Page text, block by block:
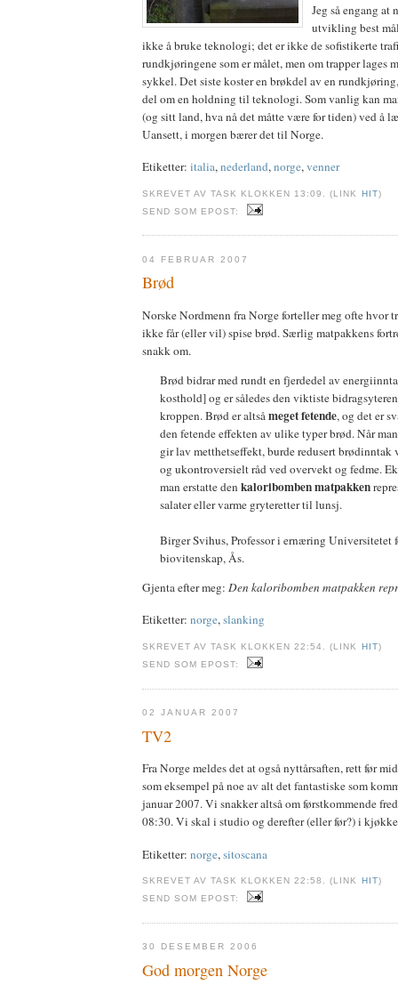
Jeg så engang at
utvikling best
ikke å bruke teknologi; det er ikke de sofistikerte
rundkjøringene som er målet, men om trapper lages
sykkel. Det siste koster en brøkdel av en
del om en holdning til teknologi. Som vanlig kan
(og sitt land, hva nå det måtte være for tiden) ved å
Uansett, i morgen bærer det til Norge.
Etiketter: italia,nederland,norge,venner
SKREVET AV TASK KLOKKEN 13:09. (LINK HIT)
SEND SOM EPOST:
04 FEBRUAR 2007
Brød
Norske Nordmenn fra Norge forteller meg ofte hvor
ikke får (eller vil) spise brød. Særlig matpakkens
snakk om.
Brød bidrar med rundt en fjerdedel av
kosthold] og er således den viktiste
kroppen. Brød er altsåmeget fetende, og det er
den fetende effekten av ulike typer brød. Når
gir lav metthetseffekt, burde redusert brødinntak
og ukontroversielt råd ved overvekt og fedme.
man erstatte den kaloribomben matpakken
salater eller varme gryteretter til lunsj.
Birger Svihus, Professor i ernæring Universitetet
biovitenskap, Ås.
Gjenta efter meg: Den kaloribomben matpakken
Etiketter: norge,slanking
SKREVET AV TASK KLOKKEN 22:54. (LINK HIT)
SEND SOM EPOST:
02 JANUAR 2007
TV2
Fra Norge meldes det at også nyttårsaften, rett før
som eksempel på noe av alt det fantastiske som
januar 2007. Vi snakker altså om førstkommende
08:30. Vi skal i studio og derefter (eller før?) i
Etiketter: norge,sitoscana
SKREVET AV TASK KLOKKEN 22:58. (LINK HIT)
SEND SOM EPOST:
30 DESEMBER 2006
God morgen Norge